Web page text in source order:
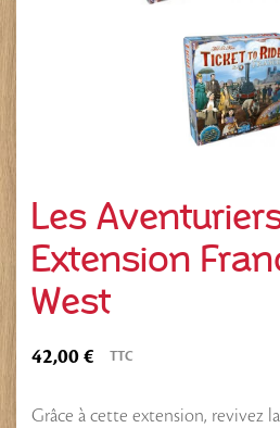
Les
Extension
West
42,00 € TTC
Grâce à cette extension, revivez